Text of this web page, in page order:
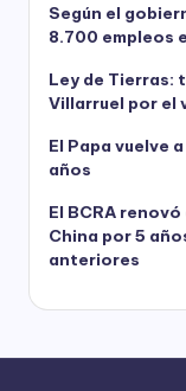
Según el
8.700 empleos
Ley de Tierras:
Villarruel por el
El Papa vuelve
años
El BCRA
China por 5
anteriores